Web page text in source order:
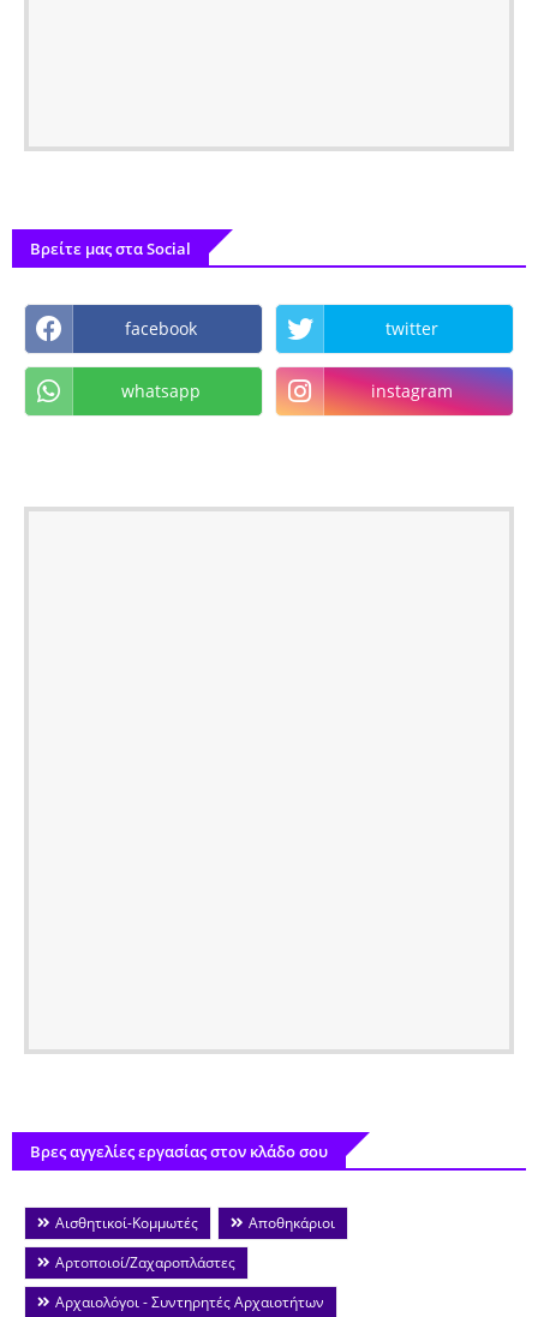
Βρείτε μας στα Social
facebook twitter
whatsapp instagram
Βρες αγγελίες εργασίας στον κλάδο σου
Αισθητικοί-Κομμωτές
Αποθηκάριοι
Αρτοποιοί/Ζαχαροπλάστες
Αρχαιολόγοι - Συντηρητές Αρχαιοτήτων